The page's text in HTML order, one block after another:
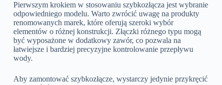
Pierwszym krokiem w stosowaniu szybkozłącza jest wybranie
odpowiedniego modelu. Warto zwrócić uwagę na produkty
renomowanych marek, które oferują szeroki wybór
elementów o różnej konstrukcji. Złączki różnego typu mogą
być wyposażone w dodatkowy zawór, co pozwala na
łatwiejsze i bardziej precyzyjne kontrolowanie przepływu
wody.
Aby zamontować szybkozłącze, wystarczy jedynie przykręcić